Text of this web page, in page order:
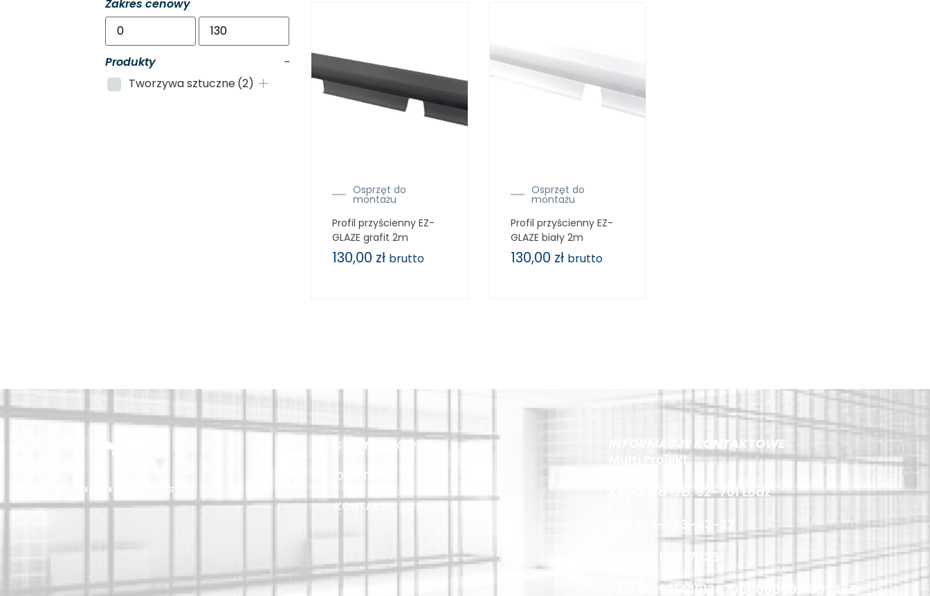
Zakres cenowy
Produkty
-
Tworzywa sztuczne(2)
Osprzęt do
montażu
Profil przyścienny EZ-
GLAZE grafit 2m
130,00 zł brutto
Osprzęt do
montażu
Profil przyścienny EZ-
GLAZE biały 2m
130,00 zł brutto
STRONA GŁÓWNA
OFERTA
KONTAKT
INFORMACJE KONTAKTOWE
Multi Projekt
Kopanka 12b, 92-701 Łódź
NIP: 727-263-43-37
REGON: 101817036
PKO BP: 93144013870000000017303465